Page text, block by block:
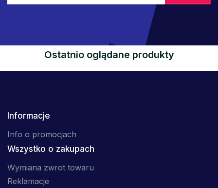
Ostatnio oglądane produkty
Informacje
Info o promocjach
Wszystko o zakupach
Wymiana zwrot towaru
Reklamacje